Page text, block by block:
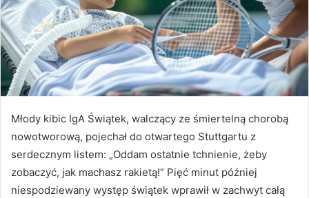
m
a
i
l
Młody kibic IgA Świątek, walczący ze śmiertelną chorobą
nowotworową, pojechał do otwartego Stuttgartu z
serdecznym listem: „Oddam ostatnie tchnienie, żeby
zobaczyć, jak machasz rakietą!” Pięć minut później
niespodziewany występ świątek wprawił w zachwyt całą